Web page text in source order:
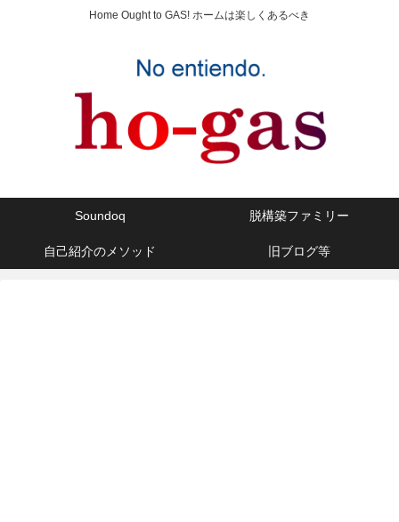
Home Ought to GAS! ホームは楽しくあるべき
Soundoq 脱構築ファミリー
自己紹介のメソッド 旧ブログ等